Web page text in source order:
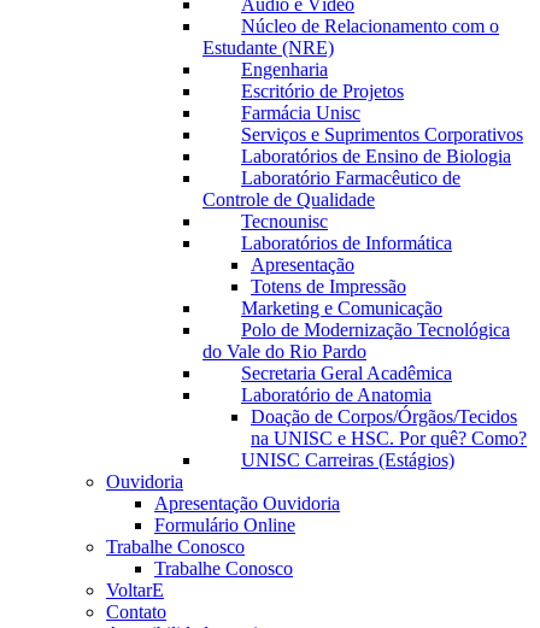
Áudio e Vídeo
Núcleo de Relacionamento com o
Estudante (NRE)
Engenharia
Escritório de Projetos
Farmácia Unisc
Serviços e Suprimentos Corporativos
Laboratórios de Ensino de Biologia
Laboratório Farmacêutico de
Controle de Qualidade
Tecnounisc
Laboratórios de Informática
Apresentação
Totens de Impressão
Marketing e Comunicação
Polo de Modernização Tecnológica
do Vale do Rio Pardo
Secretaria Geral Acadêmica
Laboratório de Anatomia
Doação de Corpos/Órgãos/Tecidos
na UNISC e HSC. Por quê? Como?
UNISC Carreiras (Estágios)
Ouvidoria
Apresentação Ouvidoria
Formulário Online
Trabalhe Conosco
Trabalhe Conosco
VoltarE
Contato